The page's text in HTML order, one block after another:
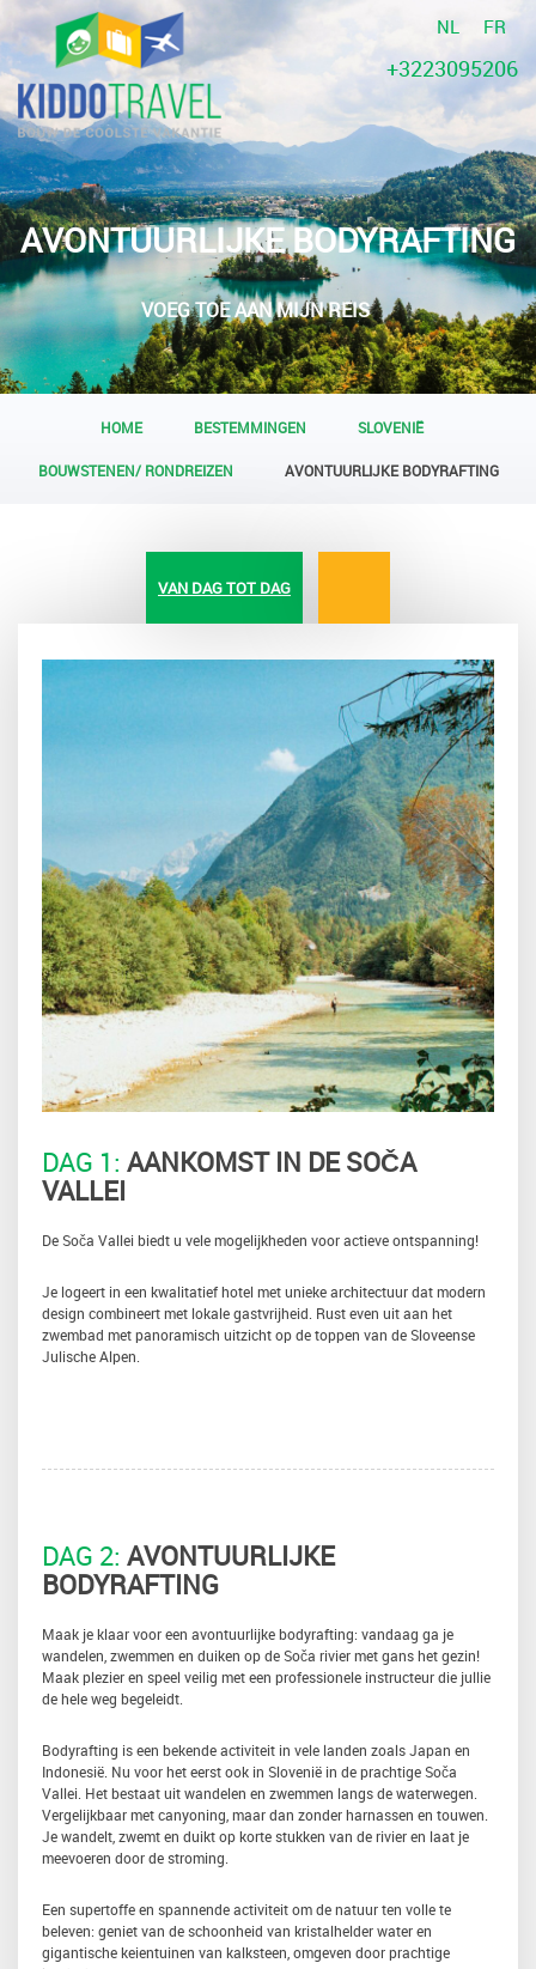
NL FR
+3223095206
AVONTUURLIJKE BODYRAFTING
VOEG TOE AAN MIJN REIS
HOME BESTEMMINGEN SLOVENIË
BOUWSTENEN/ RONDREIZEN AVONTUURLIJKE BODYRAFTING
VAN DAG TOT DAG
DAG 1: AANKOMST IN DE SOČA
VALLEI
De Soča Vallei biedt u vele mogelijkheden voor actieve ontspanning!
Je logeert in een kwalitatief hotel met unieke architectuur dat modern
design combineert met lokale gastvrijheid. Rust even uit aan het
zwembad met panoramisch uitzicht op de toppen van de Sloveense
Julische Alpen.
DAG 2: AVONTUURLIJKE
BODYRAFTING
Maak je klaar voor een avontuurlijke bodyrafting: vandaag ga je
wandelen, zwemmen en duiken op de Soča rivier met gans het gezin!
Maak plezier en speel veilig met een professionele instructeur die jullie
de hele weg begeleidt.
Bodyrafting is een bekende activiteit in vele landen zoals Japan en
Indonesië. Nu voor het eerst ook in Slovenië in de prachtige Soča
Vallei. Het bestaat uit wandelen en zwemmen langs de waterwegen.
Vergelijkbaar met canyoning, maar dan zonder harnassen en touwen.
Je wandelt, zwemt en duikt op korte stukken van de rivier en laat je
meevoeren door de stroming.
Een supertoffe en spannende activiteit om de natuur ten volle te
beleven: geniet van de schoonheid van kristalhelder water en
gigantische keientuinen van kalksteen, omgeven door prachtige